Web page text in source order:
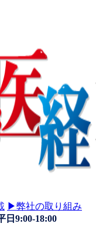
▶弊社の取り組み
日9:00-18:00